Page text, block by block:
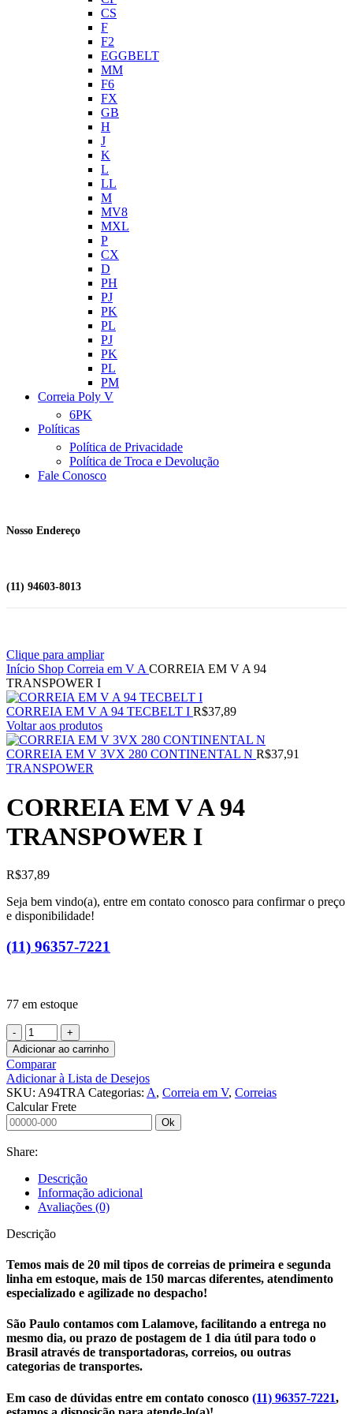
CS
F
F2
EGGBELT
MM
F6
FX
GB
H
J
K
L
LL
M
MV8
MXL
P
CX
D
PH
PJ
PK
PL
PJ
PK
PL
PM
Correia Poly V
6PK
Políticas
Política de Privacidade
Política de Troca e Devolução
Fale Conosco
Nosso Endereço
(11) 94603-8013
Clique para ampliar
Início Shop Correia em VACORREIA EM V A 94
TRANSPOWER I
CORREIA EM V A 94 TECBELT I R$37,89
Voltar aos produtos
CORREIA EM V 3VX 280 CONTINENTAL N R$37,91
TRANSPOWER
CORREIA EM V A 94
TRANSPOWER I
R$37,89
Seja bem vindo(a), entre em contato conosco para confirmar o preço
e disponibilidade!
(11) 96357-7221
77 em estoque
CORREIA
EM
V
A
94
TRANSPOWER
I
quantidade
Adicionar ao carrinho
Comparar
Adicionar à Lista de Desejos
SKU: A94TRA Categorias: A, Correia em V, Correias
Calcular Frete
Ok
Share:
Descrição
Informação adicional
Avaliações (0)
Descrição
Temos mais de 20 mil tipos de correias de primeira e segunda
linha em estoque, mais de 150 marcas diferentes, atendimento
especializado e agilizade no despacho!
São Paulo contamos com Lalamove, facilitando a entrega no
mesmo dia, ou prazo de postagem de 1 dia útil para todo o
Brasil através de transportadoras, correios, ou outras
categorias de transportes.
Em caso de dúvidas entre em contato conosco (11) 96357-7221,